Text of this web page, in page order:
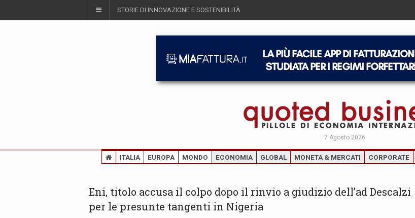
STORIE DI INNOVAZIONE E SOSTENIBILITÀ
7 Agosto 2026
ITALIA EUROPA MONDO ECONOMIA GLOBAL MONETA & MERCATI CORPORATE
Eni, titolo accusa il colpo dopo il rinvio a giudizio dell’ad Descalzi
per le presunte tangenti in Nigeria